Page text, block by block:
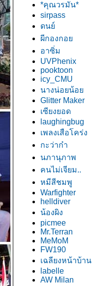
*คุณวรมัน*
sirpass
ดนย์
ผีกองกอ
อาซิ่ม
UVPhenix
pooktoon
icy_CMU
นางน่อยน้อ
Glitter Maker
เซียงยอด
laughingbug
เพลงเสือโคร่ง
กะว่าก๋า
นภานุภาพ
คนไม่เจียม..
หมีสีชมพู
Warfighter
helldiver
น้องผิง
picmee
Mr.Terran
MeMoM
FW190
เฉลียงหน้าบ้าน
labelle
AW Milan